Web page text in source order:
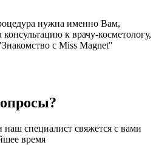
нужна именно Вам,
к врачу-косметологу,
с Miss Magnet"
специалист свяжется с вами
время